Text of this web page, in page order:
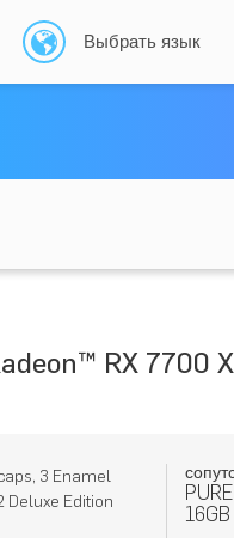
Выбрать язык
RX 7700
3 Enamel
Deluxe Edition
16GB